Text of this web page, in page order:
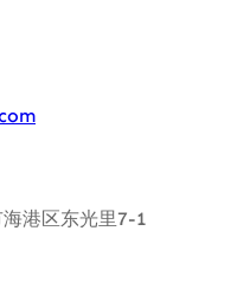
港区东光里7-1